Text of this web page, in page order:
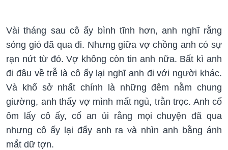
Vài tháng sau cô ấy bình tĩnh hơn, anh nghĩ rằng
sóng gió đã qua đi. Nhưng giữa vợ chồng anh có sự
rạn nứt từ đó. Vợ không còn tin anh nữa. Bất kì anh
đi đâu về trễ là cô ấy lại nghĩ anh đi với người khác.
Và khổ sở nhất chính là những đêm nằm chung
giường, anh thấy vợ mình mất ngủ, trằn trọc. Anh cố
ôm lấy cô ấy, cố an ủi rằng mọi chuyện đã qua
nhưng cô ấy lại đẩy anh ra và nhìn anh bằng ánh
mắt dữ tợn.